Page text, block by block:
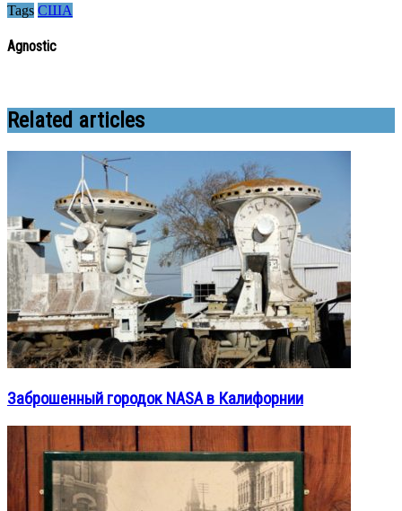
Tags США
Agnostic
Related articles
Заброшенный городок NASA в Калифорнии